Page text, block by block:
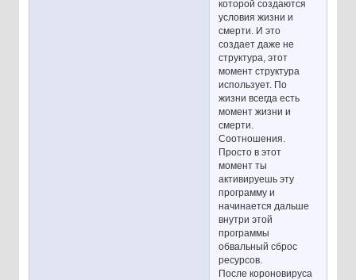
которой создаются
условия жизни и
смерти. И это
создает даже не
структура, этот
момент структура
использует. По
жизни всегда есть
момент жизни и
смерти.
Соотношения.
Просто в этот
момент ты
активируешь эту
программу и
начинается дальше
внутри этой
программы
обвальный сброс
ресурсов.
После короновируса